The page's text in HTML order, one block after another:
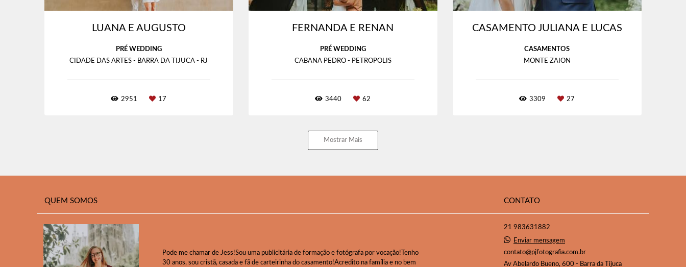
LUANA E AUGUSTO
PRÉ WEDDING
CIDADE DAS ARTES - BARRA DA TIJUCA - RJ
2951 17
FERNANDA E RENAN
PRÉ WEDDING
CABANA PEDRO - PETROPOLIS
3440 62
CASAMENTO JULIANA E LUCAS
CASAMENTOS
MONTE ZAION
3309 27
Mostrar Mais
QUEM SOMOS
Pode me chamar de Jess!Sou uma publicitária de formação e fotógrafa por vocação!Tenho
30 anos, sou cristã, casada e fã de carteirinha do casamento!Acredito na família e no bem
CONTATO
21 983631882
Enviar mensagem
contato@pjfotografia.com.br
Av Abelardo Bueno, 600 - Barra da Tijuca